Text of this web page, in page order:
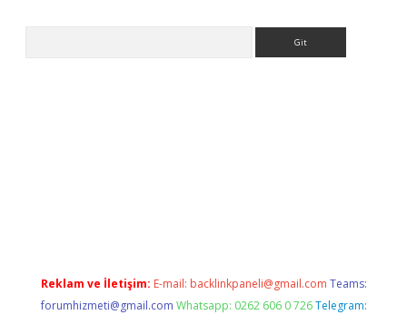
Reklam ve İletişim: E-mail: backlinkpaneli@gmail.com Teams:
forumhizmeti@gmail.com Whatsapp: 0262 606 0 726 Telegram: